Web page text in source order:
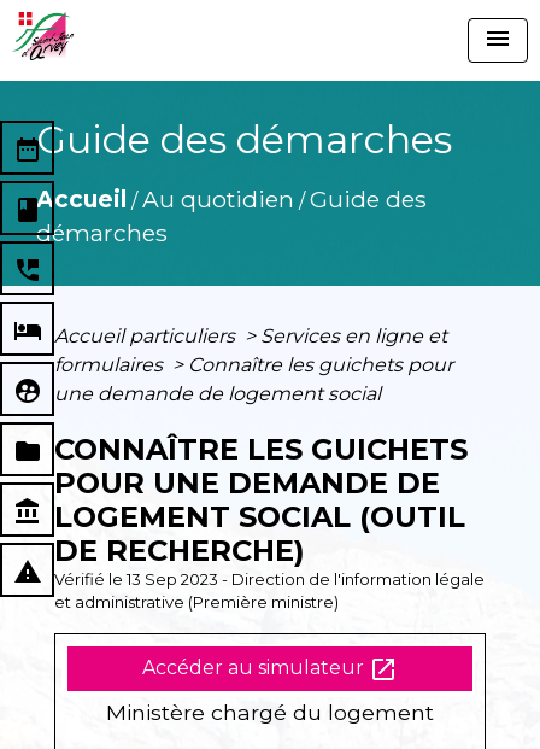
menu
Guide des démarches
Accueil /Au quotidien /Guide des
démarches
date_range
book
perm_phone_msg
local_hotel
supervised_user_circle
folder
account_balance
report_problem
Accueil particuliers > Services en ligne et
formulaires > Connaître les guichets pour
une demande de logement social
CONNAÎTRE LES GUICHETS
POUR UNE DEMANDE DE
LOGEMENT SOCIAL (OUTIL
DE RECHERCHE)
Vérifié le 13 Sep 2023 - Direction de l'information légale
et administrative (Première ministre)
Accéder au simulateur open_in_new
Ministère chargé du logement